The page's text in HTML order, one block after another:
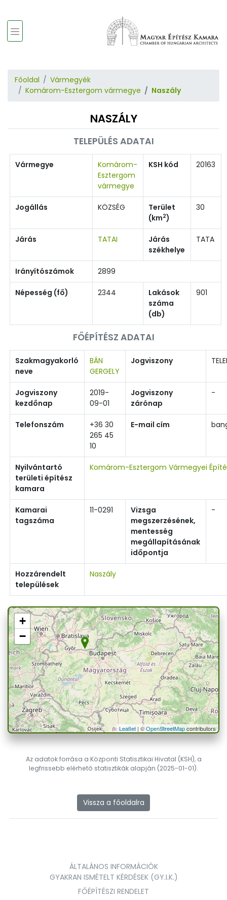
Főoldal
Vármegyék
Komárom-Esztergom vármegye
Naszály
NASZÁLY
TELEPÜLÉS ADATAI
Vármegye
Komárom-
Esztergom
vármegye
KSH kód 20163
Jogállás KÖZSÉG
Terület
(km2)
30
Járás TATAI
Járás
székhelye
TATA
Irányítószámok 2899
Népesség (fő) 2344
Lakások
száma
(db)
901
FŐÉPÍTÉSZ ADATAI
Szakmagyakorló
neve
BÁN
GERGELY
Jogviszony
Jogviszony
kezdőnap
2019-
09-01
Jogviszony
zárónap
-
Telefonszám
+36 30
265 45
10
E-mail cím
Nyilvántartó
területi építész
kamara
Komárom-Esztergom Vármegyei
Kamarai
tagszáma
11-0291
Vizsga
megszerzésének,
mentesség
megállapításának
időpontja
-
Hozzárendelt
települések
Naszály
+
−
Leaflet| ©OpenStreetMapcontributors
Az adatok forrása a Központi Statisztikai Hivatal (KSH), a
legfrissebb elérhető statisztikák alapján (2025-01-01).
Vissza a főoldalra
ÁLTALÁNOS INFORMÁCIÓK
GYAKRAN ISMÉTELT KÉRDÉSEK (GY.I.K.)
FŐÉPÍTÉSZI RENDELET